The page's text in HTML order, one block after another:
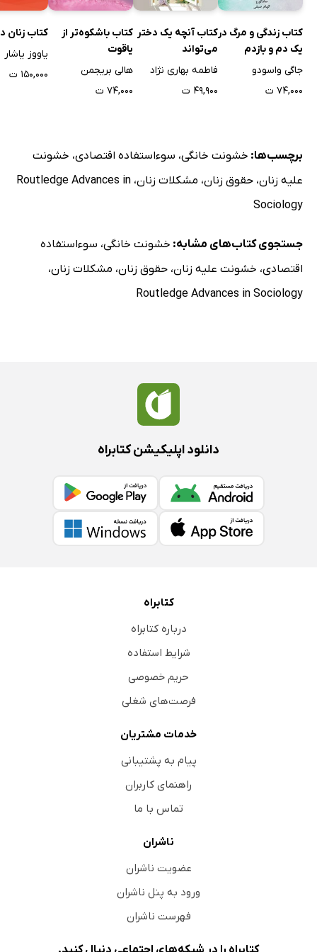
کتاب زندگی و مرگ در
یک دم و بازدم
جاگی واسودو
۷۴,۰۰۰ ت
کتاب آنچه یک دختر
می‌تواند
فاطمه بهاری نژاد
۴۹,۹۰۰ ت
کتاب باشکوه‌تر از
یاقوت
هالی بریجمن
۷۴,۰۰۰ ت
کتاب زنان
یاووز یاشار
۱۵۰,۰۰۰ ت
برچسب‌ها: خشونت خانگی، سوءاستفاده اقتصادی، خشونت
علیه زنان، حقوق زنان، مشکلات زنان، Routledge Advances in
Sociology
جستجوی کتاب‌های مشابه: خشونت خانگی، سوءاستفاده
اقتصادی، خشونت علیه زنان، حقوق زنان، مشکلات زنان،
Routledge Advances in Sociology
دانلود اپلیکیشن کتابراه
کتابراه
درباره کتابراه
شرایط استفاده
حریم خصوصی
فرصت‌های شغلی
خدمات مشتریان
پیام به پشتیبانی
راهنمای کاربران
تماس با ما
ناشران
عضویت ناشران
ورود به پنل ناشران
فهرست ناشران